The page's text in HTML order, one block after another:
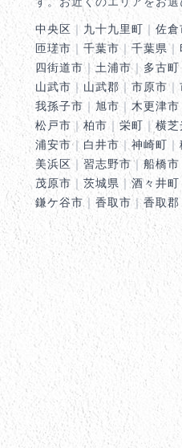
中央区 ｜ 九十九里町 ｜ 佐倉
匝瑳市 ｜ 千葉市 ｜千葉県 ｜
四街道市｜土浦市｜ 多古町
山武市 ｜ 山武郡 ｜ 市原市｜
我孫子市 ｜ 旭市｜ 木更津市
松戸市 ｜ 柏市 ｜ 栄町 ｜横芝
浦安市｜ 白井市｜ 神崎町 ｜
美浜区｜習志野市｜ 船橋市
茂原市 ｜ 茨城県 ｜酒々井町
鎌ケ谷市 ｜ 香取市 ｜香取郡